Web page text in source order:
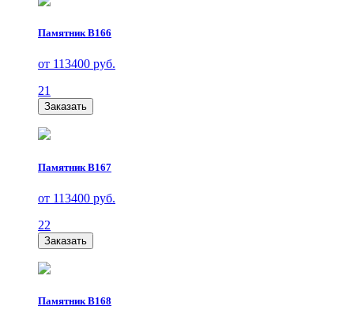
Памятник В166
от 113400 руб.
21
Заказать
Памятник В167
от 113400 руб.
22
Заказать
Памятник В168